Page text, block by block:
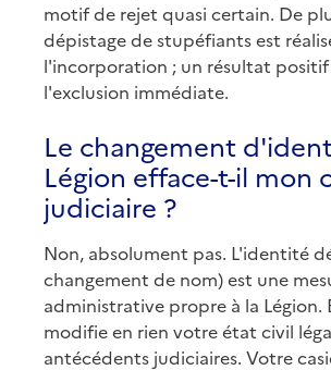
motif de rejet quasi certain. De
dépistage de stupéfiants est
l'incorporation ; un résultat
l'exclusion immédiate.
Le changement
Légion efface-t-il mon
judiciaire ?
Non, absolument pas. L'identité
changement de nom) est une
administrative propre à la Légion.
modifie en rien votre état civil
antécédents judiciaires. Votre